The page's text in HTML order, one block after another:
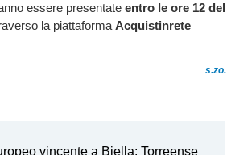
essere presentate entro le ore 12 del
la piattaforma Acquistinrete
s.zo.